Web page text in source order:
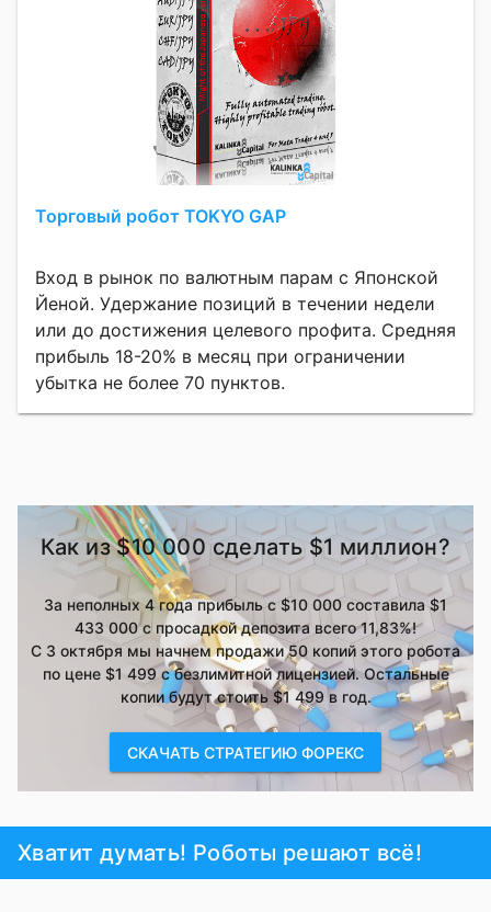
Торговый робот TOKYO GAP
Вход в рынок по валютным парам с Японской
Йеной. Удержание позиций в течении недели
или до достижения целевого профита. Средняя
прибыль 18-20% в месяц при ограничении
убытка не более 70 пунктов.
Как из $10 000 сделать $1 миллион?
За неполных 4 года прибыль с $10 000 составила $1
433 000 с просадкой депозита всего 11,83%!
С 3 октября мы начнем продажи 50 копий этого робота
по цене $1 499 с безлимитной лицензией. Остальные
копии будут стоить $1 499 в год.
CКАЧАТЬ СТРАТЕГИЮ ФОРЕКС
Хватит думать! Роботы решают всё!